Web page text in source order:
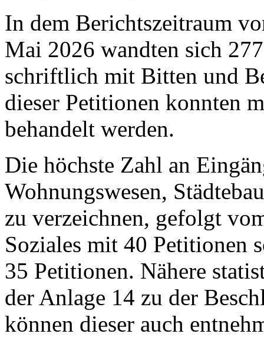
In dem Berichtszeitraum
Mai 2026 wandten sich
schriftlich mit Bitten und
dieser Petitionen konnten
behandelt werden.
Die höchste Zahl an
Wohnungswesen,
zu verzeichnen, gefolgt
Soziales mit 40 Petitionen
35 Petitionen. Nähere
der Anlage 14 zu der
können dieser auch